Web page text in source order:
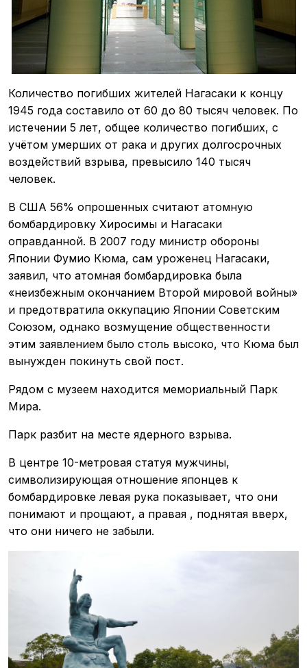
Количество погибших жителей Нагасаки к концу
1945 года составило от 60 до 80 тысяч человек. По
истечении 5 лет, общее количество погибших, с
учётом умерших от рака и других долгосрочных
воздействий взрыва, превысило 140 тысяч
человек.
В США 56% опрошенных считают атомную
бомбардировку Хиросимы и Нагасаки
оправданной. В 2007 году министр обороны
Японии Фумио Кюма, сам уроженец Нагасаки,
заявил, что атомная бомбардировка была
«неизбежным окончанием Второй мировой войны»
и предотвратила оккупацию Японии Советским
Союзом, однако возмущение общественности
этим заявлением было столь высоко, что Кюма был
вынужден покинуть свой пост.
Рядом с музеем находится мемориальный Парк
Мира.
Парк разбит на месте ядерного взрыва.
В центре 10-метровая статуя мужчины,
символизирующая отношение японцев к
бомбардировке левая рука показывает, что они
понимают и прощают, а правая , поднятая вверх,
что они ничего не забыли.